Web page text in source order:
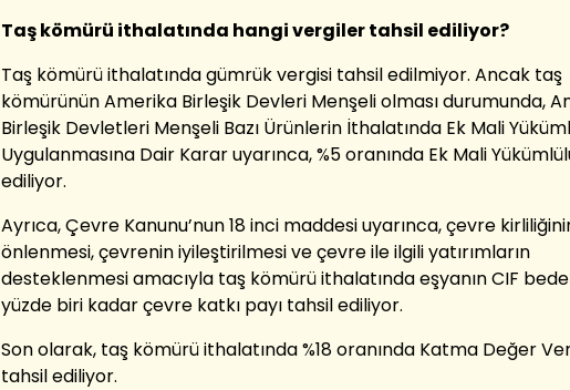
Taşkömürü ithalatında hangi vergiler tahsil ediliyor?
Taş kömürü ithalatında gümrük vergisi tahsil edilmiyor. Ancak taş
kömürününAmerika Birleşik Devleri Menşeli olması durumunda,
Birleşik Devletleri Menşeli Bazı Ürünlerin İthalatında Ek Mali
Uygulanmasına Dair Kararuyarınca,%5 oranında Ek Mali
ediliyor.
Ayrıca,Çevre Kanunu’nun 18 inci maddesi uyarınca, çevre
önlenmesi, çevrenin iyileştirilmesi ve çevre ile ilgili yatırımların
desteklenmesi amacıyla taş kömürü ithalatında eşyanınCIF
yüzde biri kadar çevre katkı payı tahsil ediliyor.
Son olarak, taş kömürü ithalatında%18 oranında Katma Değer
tahsil ediliyor.